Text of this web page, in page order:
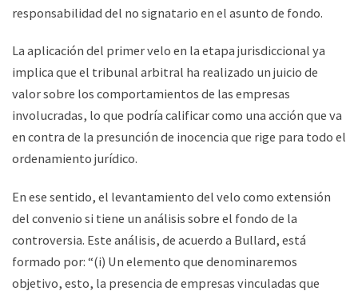
responsabilidad del no signatario en el asunto de fondo.
La aplicación del primer velo en la etapa jurisdiccional ya
implica que el tribunal arbitral ha realizado un juicio de
valor sobre los comportamientos de las empresas
involucradas, lo que podría calificar como una acción que va
en contra de la presunción de inocencia que rige para todo el
ordenamiento jurídico.
En ese sentido, el levantamiento del velo como extensión
del convenio si tiene un análisis sobre el fondo de la
controversia. Este análisis, de acuerdo a Bullard, está
formado por: “(i) Un elemento que denominaremos
objetivo, esto, la presencia de empresas vinculadas que